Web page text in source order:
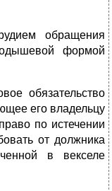
обращения
формой
обязательство
его владельцу
по истечении
от должника
в векселе